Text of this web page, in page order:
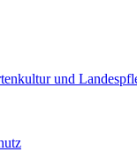
und